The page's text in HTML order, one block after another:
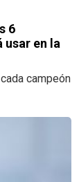
6
en la
campeón